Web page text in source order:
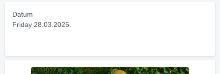
Datum
Friday 28.03.2025.